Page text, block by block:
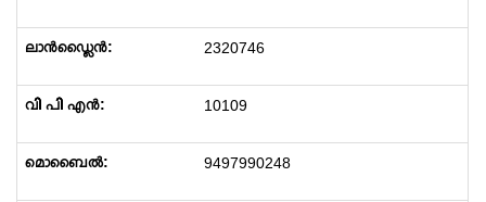
2320746
10109
9497990248